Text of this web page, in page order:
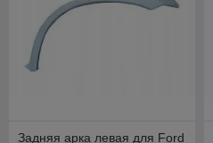
Задняя арка левая для Ford